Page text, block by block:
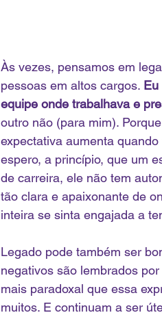
Às vezes, pensamos em
pessoas em altos cargos. Eu
equipe onde trabalhava e
outro não (para mim).
expectativa aumenta
espero, a princípio, que um
de carreira, ele não tem
tão clara e apaixonante de
inteira se sinta engajada a
Legado pode também ser
negativos são lembrados
mais paradoxal que essa
muitos. E continuam a ser